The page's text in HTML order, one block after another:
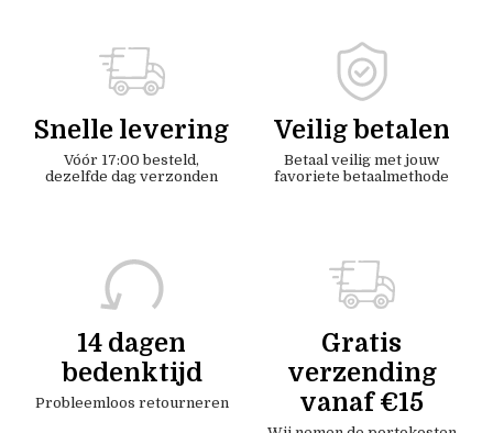
Snelle levering
Vóór 17:00 besteld,
dezelfde dag verzonden
Veilig betalen
Betaal veilig met jouw
favoriete betaalmethode
14 dagen
bedenktijd
Probleemloos retourneren
Gratis
verzending
vanaf €15